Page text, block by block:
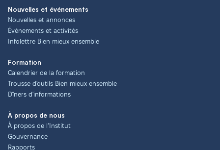
Nouvelles et événements
Nouvelles et annonces
Événements et activités
Infolettre Bien mieux ensemble
Formation
Calendrier de la formation
Trousse d'outils Bien mieux ensemble
Dîners d'informations
À propos de nous
À propos de l’Institut
Gouvernance
Rapports